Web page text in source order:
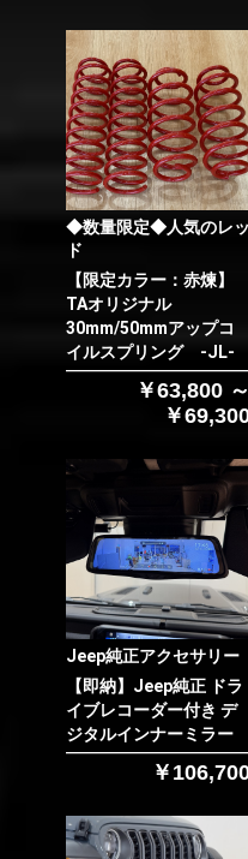
お買い物を続け
◆数量限定◆人気のレッ
ド
【限定カラー：赤煉】
TAオリジナル
30mm/50mmアップコ
イルスプリング -JL-
￥63,800 ～
￥
Jeep純正アクセサリー
【即納】Jeep純正 ドラ
イブレコーダー付き デ
ジタルインナーミラー
￥